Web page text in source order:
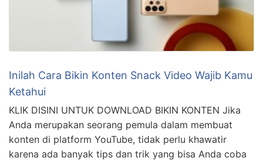
Inilah Cara Bikin Konten Snack Video Wajib Kamu
Ketahui
KLIK DISINI UNTUK DOWNLOAD BIKIN KONTEN Jika
Anda merupakan seorang pemula dalam membuat
konten di platform YouTube, tidak perlu khawatir
karena ada banyak tips dan trik yang bisa Anda coba